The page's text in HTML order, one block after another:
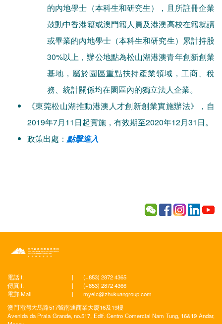
的內地學士（本科生和研究生），且所註冊企業
鼓動中香港籍或澳門籍人員及港澳高校在籍就讀
或畢業的內地學士（本科生和研究生）累計持股
30%以上，辦公地點為松山湖港澳青年創新創業
基地，屬於園區重點扶持產業領域，工商、稅
務、統計關係均在園區內的獨立法人企業。
《東莞松山湖推動港澳人才創新創業實施辦法》，自
2019年7月11日起實施，有效期至2020年12月31日。
政策出處： 點擊進入
電話 t. |
(+853) 2872 4365
傳真 f.
|
(+853) 2872 4366
電郵 Mail
|
myeic@zhukuangroup.com
澳門南灣大馬路517號南通商業大廈16及19樓
Avenida da Praia Grande, no.517, Edif. Centro Comercial Nam Tung, 16&19 Andar,